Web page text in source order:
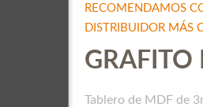
RECOMENDAMOS
DISTRIBUIDOR MÁS
GRAFITO
Tablero de MDF de